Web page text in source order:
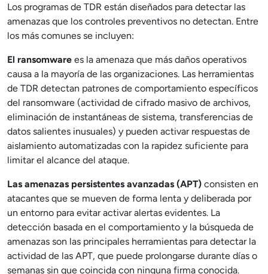
Los programas de TDR están diseñados para detectar las
amenazas que los controles preventivos no detectan. Entre
los más comunes se incluyen:
El ransomware es la amenaza que más daños operativos
causa a la mayoría de las organizaciones. Las herramientas
de TDR detectan patrones de comportamiento específicos
del ransomware (actividad de cifrado masivo de archivos,
eliminación de instantáneas de sistema, transferencias de
datos salientes inusuales) y pueden activar respuestas de
aislamiento automatizadas con la rapidez suficiente para
limitar el alcance del ataque.
Las amenazas persistentes avanzadas (APT) consisten en
atacantes que se mueven de forma lenta y deliberada por
un entorno para evitar activar alertas evidentes. La
detección basada en el comportamiento y la búsqueda de
amenazas son las principales herramientas para detectar la
actividad de las APT, que puede prolongarse durante días o
semanas sin que coincida con ninguna firma conocida.